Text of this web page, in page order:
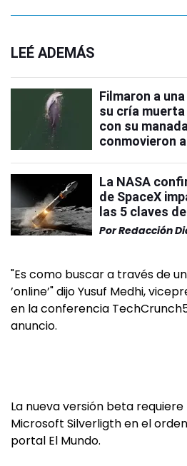
LEÉ ADEMÁS
Filmaron a
su cría
con su
conmovieron
La NASA
de SpaceX
las 5 claves
PorRedacción
"Es como buscar a través de
’online’" dijo Yusuf Medhi,
en la conferencia
anuncio.
La nueva versión beta
Microsoft Silverligth en el
portal El Mundo.